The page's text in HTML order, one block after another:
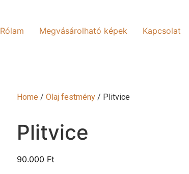
Rólam Megvásárolható képek Kapcsolat
Home / Olaj festmény / Plitvice
Plitvice
90.000 Ft